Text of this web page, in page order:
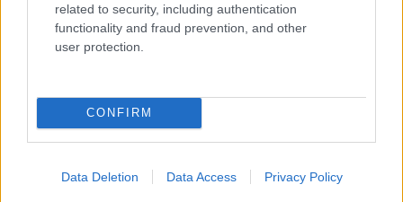
related to security, including authentication
functionality and fraud prevention, and other
user protection.
CONFIRM
Data Deletion Data Access Privacy Policy
Forrás: